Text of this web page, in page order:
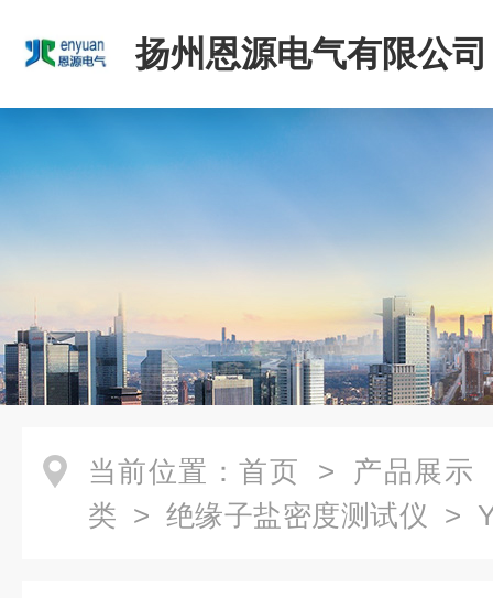
扬州恩源电气有限公司
当前位置： 首页 > 产品展示
类 > 绝缘子盐密度测试仪 >